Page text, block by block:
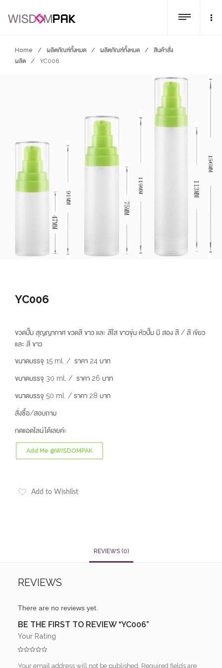
Home / ผลิตภัณฑ์ทั้งหมด / ผลิตภัณฑ์ทั้งหมด /
สินค้าสั่ง
ผลิต
/ YC006
YC006
ขวดปั๊ม สุญญากาศ ขวดสี ขาว และ สีใส ขาวขุ่น หัวปั๊ม มี สอง สี / สี เขียว
และ สี ขาว
ขนาดบรรจุ 15 ml. / ราคา 24 บาท
ขนาดบรรจุ 30 ml. / ราคา 26 บาท
ขนาดบรรจุ 50 ml. / ราคา 28 บาท
สั่งซื้อ/สอบถาม
กดแอดไลน์ได้เลยค่ะ
Add Me @WISDOMPAK
Add to Wishlist
REVIEWS (0)
REVIEWS
There are no reviews yet.
BE THE FIRST TO REVIEW “YC006”
Your email address will not be published. Required fields are
Your Rating